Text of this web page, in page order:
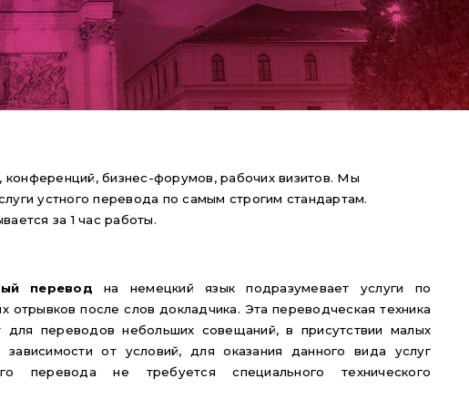
конференций, бизнес-форумов, рабочих визитов. Мы
устного перевода по самым строгим стандартам.
за 1 час работы.
перевод на немецкий язык подразумевает услуги по
отрывков после слов докладчика. Эта переводческая техника
для переводов небольших совещаний, в присутствии малых
от условий, для оказания данного вида услуг
перевода не требуется специального технического